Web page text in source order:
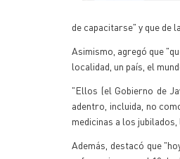
de capacitarse" y que de
Asimismo, agregó que
localidad, un país, el
"Ellos (el Gobierno de
adentro, incluida, no
medicinas a los
Además, destacó que